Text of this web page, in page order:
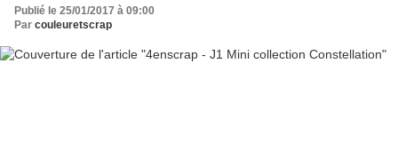
Publié le 25/01/2017 à 09:00
Par couleuretscrap